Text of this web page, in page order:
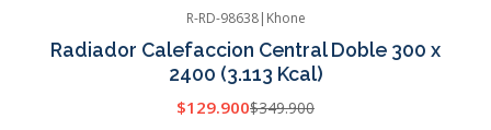
-63%OFF
R-RD-98638| Khone
Radiador Calefaccion Central Doble 300 x
2400 (3.113 Kcal)
$129.900$349.900